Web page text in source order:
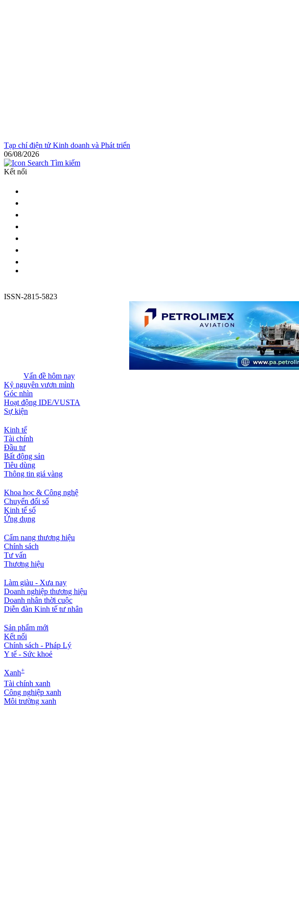
Tạp chí điện tử Kinh doanh và Phát triển
06/08/2026
Tìm kiếm
Kết nối
ISSN-2815-5823
Vấn đề hôm nay
Kỷ nguyên vươn mình
Góc nhìn
Hoạt động IDE/VUSTA
Sự kiện
Kinh tế
Tài chính
Đầu tư
Bất động sản
Tiêu dùng
Thông tin giá vàng
Khoa học & Công nghệ
Chuyển đổi số
Kinh tế số
Ứng dụng
Cẩm nang thương hiệu
Chính sách
Tư vấn
Thương hiệu
Làm giàu - Xưa nay
Doanh nghiệp thương hiệu
Doanh nhân thời cuộc
Diễn đàn Kinh tế tư nhân
Sản phẩm mới
Kết nối
Chính sách - Pháp Lý
Y tế - Sức khoẻ
Xanh+
Tài chính xanh
Công nghiệp xanh
Môi trường xanh